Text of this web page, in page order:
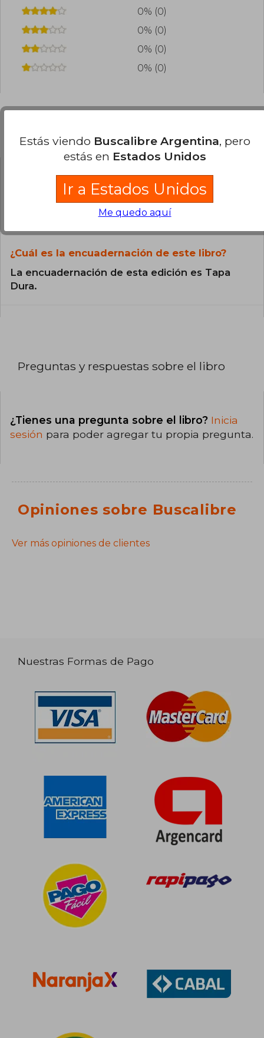
0% (0)
0% (0)
0% (0)
0% (0)
Preguntas frecuentes sobre el libro
¿El libro es original?
Todos los libros de nuestro
catálogo son Originales.
¿Cuál es la encuadernación de este libro?
La encuadernación de esta edición es Tapa
Dura.
Preguntas y respuestas sobre el libro
¿Tienes una pregunta sobre el libro? Inicia
sesión para poder agregar tu propia pregunta.
Opiniones sobre Buscalibre
Ver más opiniones de clientes
Nuestras Formas de Pago
Estás viendo Buscalibre Argentina, pero
estás en Estados Unidos
Ir a Estados Unidos
Me quedo aquí